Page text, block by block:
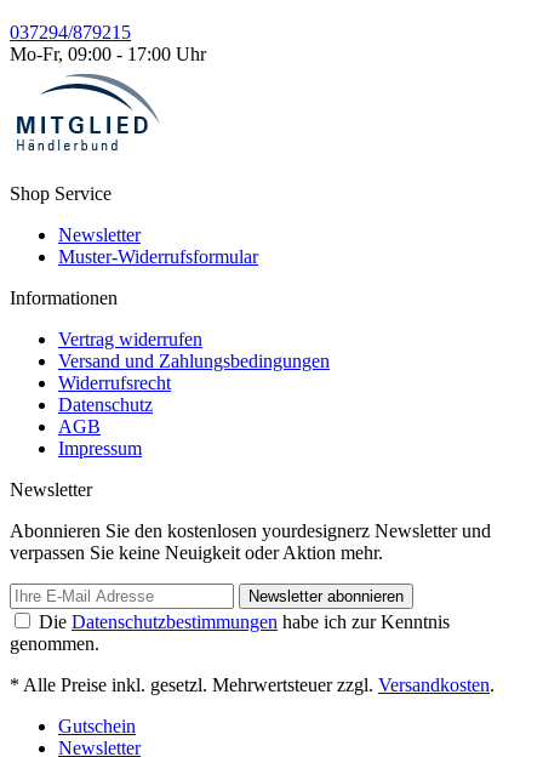
037294/879215
Mo-Fr, 09:00 - 17:00 Uhr
Shop Service
Newsletter
Muster-Widerrufsformular
Informationen
Vertrag widerrufen
Versand und Zahlungsbedingungen
Widerrufsrecht
Datenschutz
AGB
Impressum
Newsletter
Abonnieren Sie den kostenlosen yourdesignerz Newsletter und
verpassen Sie keine Neuigkeit oder Aktion mehr.
Newsletter abonnieren
Die Datenschutzbestimmungen habe ich zur Kenntnis
genommen.
* Alle Preise inkl. gesetzl. Mehrwertsteuer zzgl. Versandkosten.
Gutschein
Newsletter